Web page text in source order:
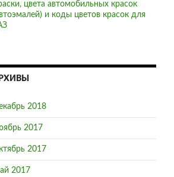
цвета автомобильных красок
и коды цветов красок для
2018
2017
2017
2017